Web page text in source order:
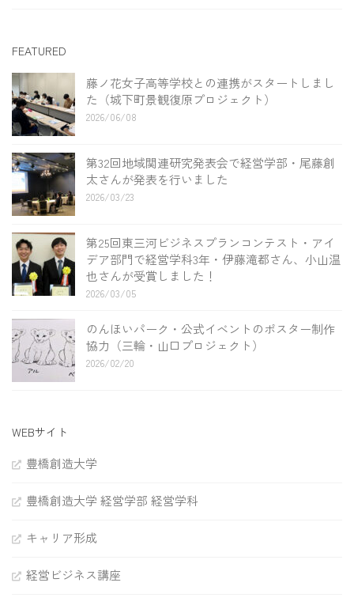
FEATURED
藤ノ花女子高等学校との連携がスタートしまし
た（城下町景観復原プロジェクト）
2026/06/08
第32回地域関連研究発表会で経営学部・尾藤創
太さんが発表を行いました
2026/03/23
第25回東三河ビジネスプランコンテスト・アイ
デア部門で経営学科3年・伊藤滝都さん、小山温
也さんが受賞しました！
2026/03/05
のんほいパーク・公式イベントのポスター制作
協力（三輪・山口プロジェクト）
2026/02/20
WEBサイト
豊橋創造大学
豊橋創造大学 経営学部 経営学科
キャリア形成
経営ビジネス講座